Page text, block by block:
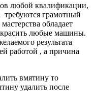
любой квалификации,
требуются грамотный
обладает
красить любые машины.
результата
работой , а причина
вмятину то
удалить после